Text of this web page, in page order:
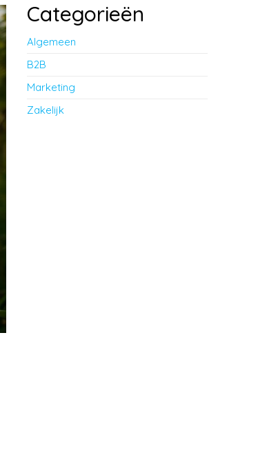
Categorieën
Algemeen
B2B
Marketing
Zakelijk